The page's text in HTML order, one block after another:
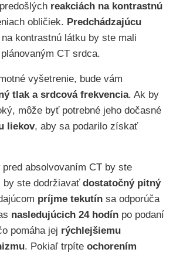
reakciách na kontrastnú
obličiek. Predchádzajúcu
na kontrastnú látku by ste mali
CT srdca.
vyšetrenie, bude vám
tlak a srdcová frekvencia. Ak by
môže byť potrebné jeho dočasné
liekov, aby sa podarilo získať
pred absolvovaním CT by ste
by ste dodržiavať dostatočný pitný
príjme tekutín sa odporúča
nasledujúcich 24 hodín po podaní
pomáha jej rýchlejšiemu
. Pokiaľ trpíte ochorením